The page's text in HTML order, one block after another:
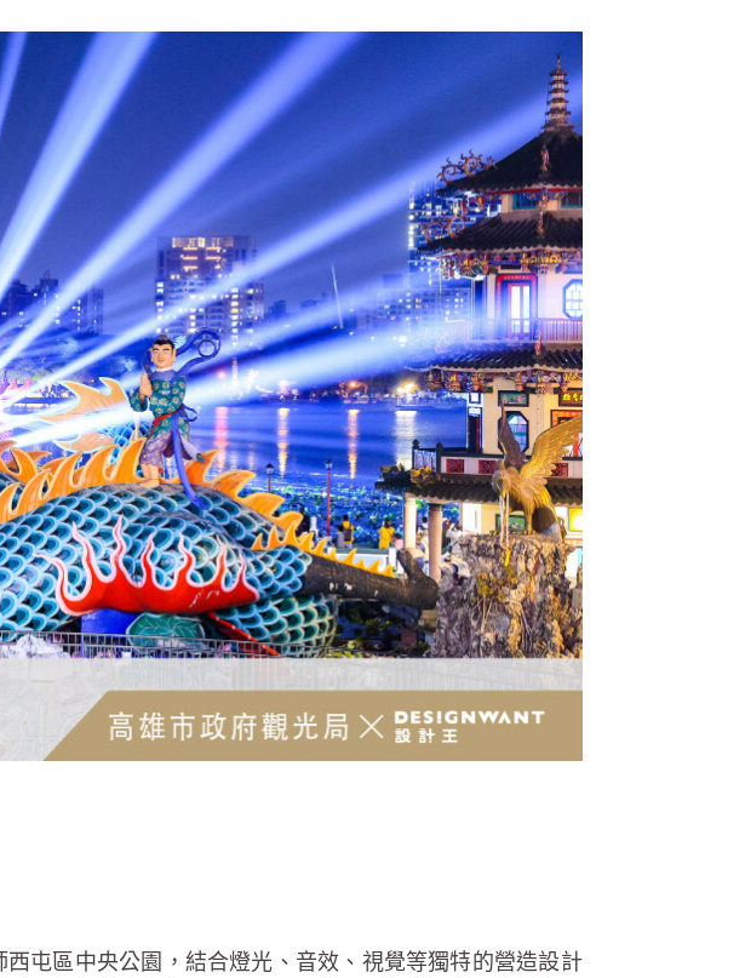
屯區中央公園，結合燈光、音效、視覺等獨特的營造設計